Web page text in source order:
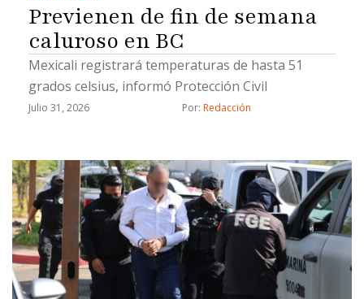
Previenen de fin de semana
caluroso en BC
Mexicali registrará temperaturas de hasta 51
grados celsius, informó Protección Civil
Julio 31, 2026 Por: Redacción